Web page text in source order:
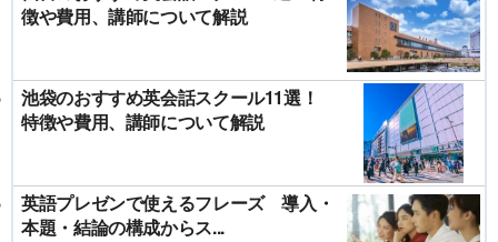
徴や費用、講師について解説
池袋のおすすめ英会話スクール11選！
特徴や費用、講師について解説
英語プレゼンで使えるフレーズ 導入・
本題・結論の構成からス...